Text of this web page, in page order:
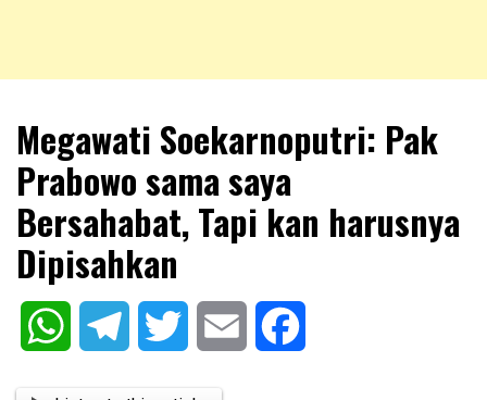
NKRIPOST
Megawati Soekarnoputri: Pak
Prabowo sama saya
Bersahabat, Tapi kan harusnya
Dipisahkan
WhatsAppTelegram Twitter Email